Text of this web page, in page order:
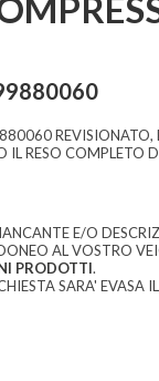
REVISIONATO,
IL RESO COMPLETO
E/O
AL VOSTRO
PRODOTTI.
SARA' EVASA